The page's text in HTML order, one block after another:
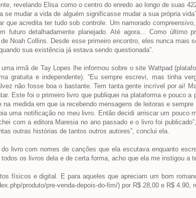
revelando Elisa como o centro do enredo ao longo de suas
se mudar a vida de alguém significasse mudar a sua própria
que acredita ter tudo sob controle. Um namorado
futuro detalhadamente planejado. Até agora… Como último
Noah Collins. Desde esse primeiro encontro, eles nunca mais
sua existência já estava sendo questionada”.
irmã de Tay Lopes lhe informou sobre o site Wattpad
gratuita e independente). “Eu sempre escrevi, mas tinha
não fosse boa o bastante. Tem tanta gente incrível por ai!
Este foi o primeiro livro que publiquei na plataforma e pouco a
medida em que ia recebendo mensagens de leitoras e
uma notificação no meu livro. Então decidi arriscar um pouco
com a editora Maresia no ano passado e o livro foi
outras histórias de tantos outros autores”, conclui ela.
livro com nomes de canções que ela escutava enquanto
os livros dela e de certa forma, acho que ela me instigou a
físicos e digital. E para aqueles que apreciam um bom
produto/pre-venda-depois-do-fim/) por R$ 28,00 e R$ 4.90,